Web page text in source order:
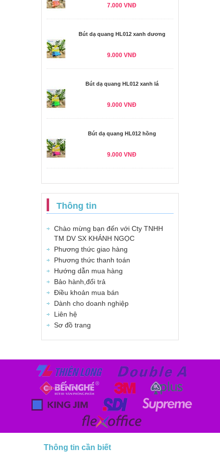
7.000 VNĐ
Bút dạ quang HL012 xanh dương
9.000 VNĐ
Bút dạ quang HL012 xanh lá
9.000 VNĐ
Bút dạ quang HL012 hồng
9.000 VNĐ
Thông tin
Chào mừng bạn đến với Cty TNHH
TM DV SX KHÁNH NGỌC
Phương thức giao hàng
Phương thức thanh toán
Hướng dẫn mua hàng
Bảo hành,đổi trả
Điều khoản mua bán
Dành cho doanh nghiệp
Liên hệ
Sơ đồ trang
Thông tin cần biết